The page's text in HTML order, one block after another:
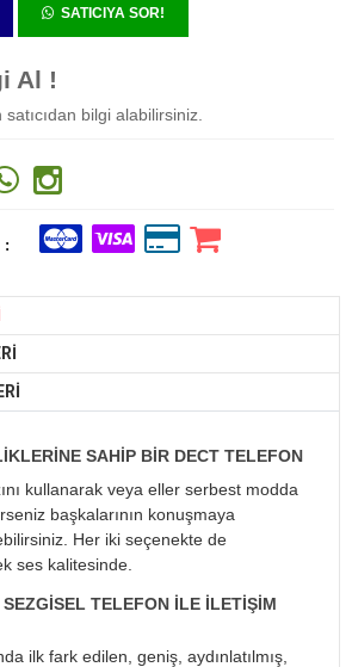
SATICIYA SOR!
Al !
bilgi alabilirsiniz.
:
SAHIP BIR DECT TELEFON
kullanarak veya eller serbest modda
başkalarının konuşmaya
Her iki seçenekte de
ses kalitesinde.
SEZGISEL TELEFON ILE ILETIŞIM
ilk fark edilen, geniş, aydınlatılmış,